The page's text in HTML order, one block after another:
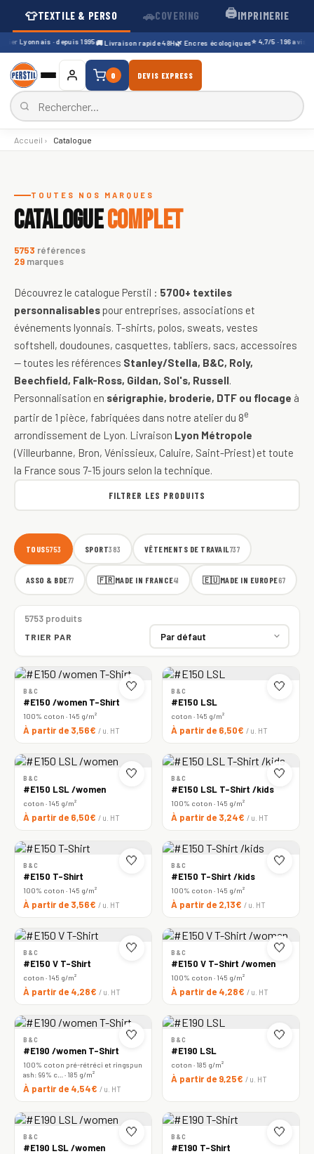
👕TEXTILE & PERSO 🚗COVERING 🖨️IMPRIMERIE
Lyonnais · depuis 1995🚚 Livraison rapide 48H🌿 Encres écologiques⭐ 4,7/5 · 196 avis
0 DEVIS EXPRESS
Accueil › Catalogue
TOUTES NOS MARQUES
CATALOGUECOMPLET
5753 références
29 marques
Découvrez le catalogue Perstil : 5700+ textiles
personnalisables pour entreprises, associations et
événements lyonnais. T-shirts, polos, sweats, vestes
softshell, doudounes, casquettes, tabliers, sacs, accessoires
— toutes les références Stanley/Stella, B&C, Roly,
Beechfield, Falk-Ross, Gildan, Sol's, Russell.
Personnalisation en sérigraphie, broderie, DTF ou flocage à
partir de 1 pièce, fabriquées dans notre atelier du 8e
arrondissement de Lyon. Livraison Lyon Métropole
(Villeurbanne, Bron, Vénissieux, Caluire, Saint-Priest) et toute
la France sous 7-15 jours selon la technique.
FILTRER LES PRODUITS
TOUS5753 SPORT383 VÊTEMENTS DE TRAVAIL737
ASSO & BDE77 🇫🇷MADE IN FRANCE41 🇪🇺MADE IN EUROPE67
5753 produits
TRIER PAR
🤍
B&C
#E150 /women T-Shirt
100% coton · 145 g/m²
À partir de 3,56€ / u. HT
🤍
B&C
#E150 LSL
coton · 145 g/m²
À partir de 6,50€ / u. HT
🤍
B&C
#E150 LSL /women
coton · 145 g/m²
À partir de 6,50€ / u. HT
🤍
B&C
#E150 LSL T-Shirt /kids
100% coton · 145 g/m²
À partir de 3,24€ / u. HT
🤍
B&C
#E150 T-Shirt
100% coton · 145 g/m²
À partir de 3,56€ / u. HT
🤍
B&C
#E150 T-Shirt /kids
100% coton · 145 g/m²
À partir de 2,13€ / u. HT
🤍
B&C
#E150 V T-Shirt
coton · 145 g/m²
À partir de 4,28€ / u. HT
🤍
B&C
#E150 V T-Shirt /women
100% coton · 145 g/m²
À partir de 4,28€ / u. HT
🤍
B&C
#E190 /women T-Shirt
100% coton pré-rétréci et ringspun
ash: 99% c… · 185 g/m²
À partir de 4,54€ / u. HT
🤍
B&C
#E190 LSL
coton · 185 g/m²
À partir de 9,25€ / u. HT
🤍
B&C
#E190 LSL /women
🤍
B&C
#E190 T-Shirt